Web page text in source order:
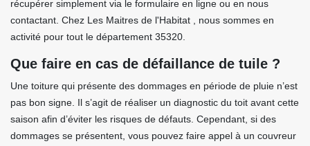
récupérer simplement via le formulaire en ligne ou en nous
contactant. Chez Les Maitres de l'Habitat , nous sommes en
activité pour tout le département 35320.
Que faire en cas de défaillance de tuile ?
Une toiture qui présente des dommages en période de pluie n’est
pas bon signe. Il s’agit de réaliser un diagnostic du toit avant cette
saison afin d’éviter les risques de défauts. Cependant, si des
dommages se présentent, vous pouvez faire appel à un couvreur